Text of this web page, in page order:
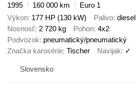
1995
160 000 km
Euro 1
Výkon 177 HP (130 kW) Palivo diesel
Nosnosť 2 720 kg Pohon 4x2
Podvozok pneumatický/pneumatický
Značka karosérie Tischer Navijak ✓
Slovensko